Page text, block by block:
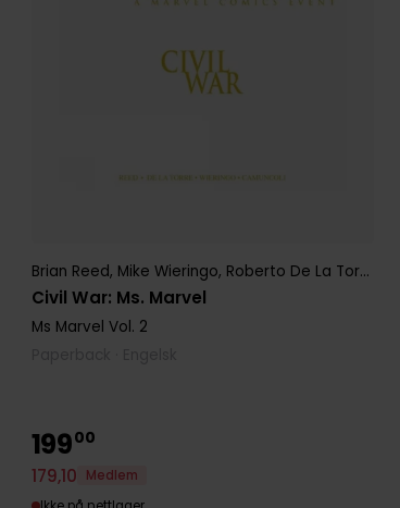
Civil War: Ms. Marvel
Brian Reed, Mike Wieringo, Roberto De La Torre
Ms Marvel Vol. 2
19900
179,10
Medlem